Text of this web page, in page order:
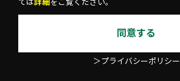
ては詳細 をご覧ください。
同意する
＞プライバシーポリシー